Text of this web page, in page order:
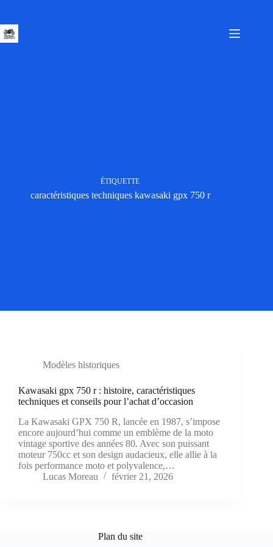
contenu
ÉTIQUETTE
caractéristiques techniques kawasaki gpx 750 r
Modèles historiques
Kawasaki gpx 750 r : histoire, caractéristiques
techniques et conseils pour l’achat d’occasion
La Kawasaki GPX 750 R, lancée en 1987, s’impose
encore aujourd’hui comme un emblème de la moto
vintage sportive des années 80. Avec son puissant
moteur 750cc et son design audacieux, elle allie à la
fois performance moto et polyvalence,…
Lucas Moreau
février 21, 2026
Plan du site